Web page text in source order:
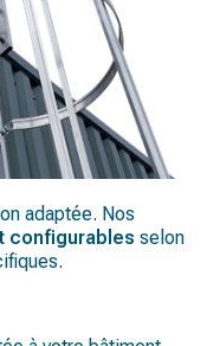
adaptée. Nos
configurables selon